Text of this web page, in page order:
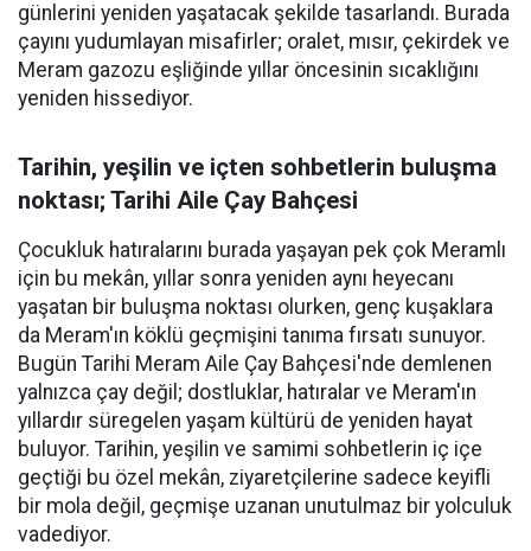
günlerini yeniden yaşatacak şekilde tasarlandı. Burada
çayını yudumlayan misafirler; oralet, mısır, çekirdek ve
Meram gazozu eşliğinde yıllar öncesinin sıcaklığını
yeniden hissediyor.
Tarihin, yeşilin ve içten sohbetlerin buluşma
noktası; Tarihi Aile Çay Bahçesi
Çocukluk hatıralarını burada yaşayan pek çok Meramlı
için bu mekân, yıllar sonra yeniden aynı heyecanı
yaşatan bir buluşma noktası olurken, genç kuşaklara
da Meram'ın köklü geçmişini tanıma fırsatı sunuyor.
Bugün Tarihi Meram Aile Çay Bahçesi'nde demlenen
yalnızca çay değil; dostluklar, hatıralar ve Meram'ın
yıllardır süregelen yaşam kültürü de yeniden hayat
buluyor. Tarihin, yeşilin ve samimi sohbetlerin iç içe
geçtiği bu özel mekân, ziyaretçilerine sadece keyifli
bir mola değil, geçmişe uzanan unutulmaz bir yolculuk
vadediyor.